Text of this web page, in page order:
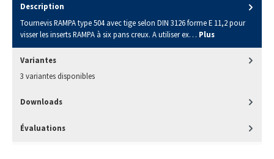
Description
Tournevis RAMPA type 504 avec tige selon DIN 3126 forme E 11,2 pour
visser les inserts RAMPA à six pans creux. A utiliser ex… Plus
Variantes
3 variantes disponibles
Downloads
Évaluations